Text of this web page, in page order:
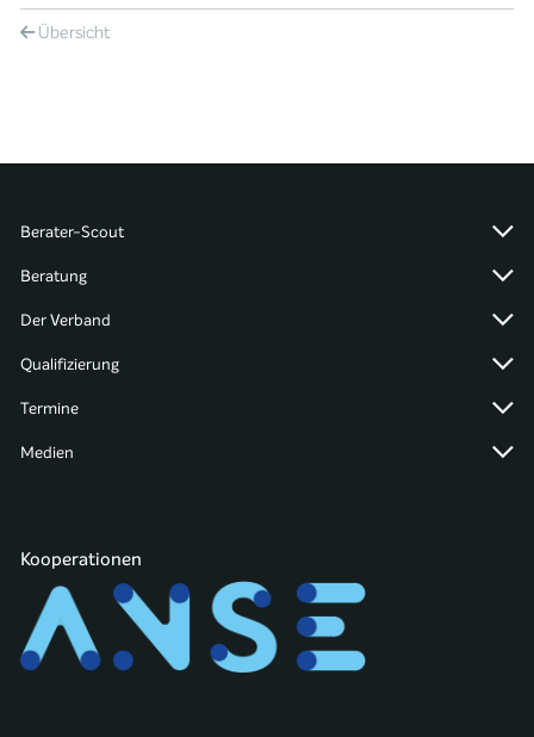
Übersicht
Berater-Scout
Beratung
Der Verband
Qualifizierung
Termine
Medien
Kooperationen